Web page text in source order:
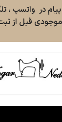
قبل از